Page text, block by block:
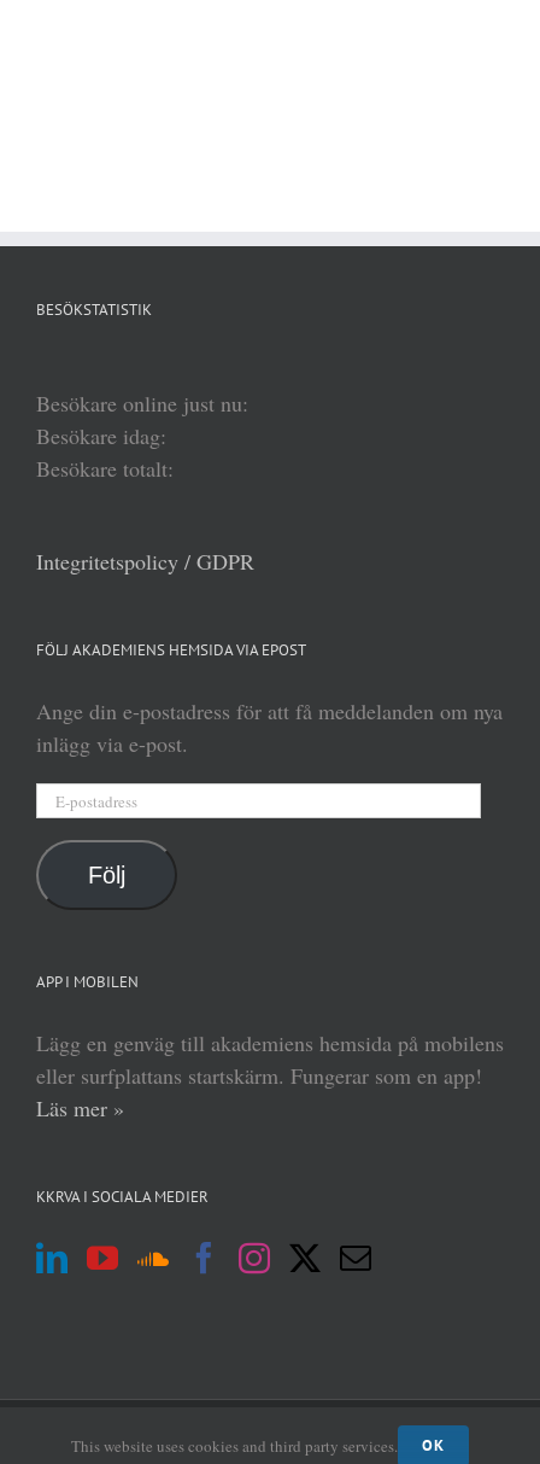
BESÖKSTATISTIK
Besökare online just nu:
Besökare idag:
Besökare totalt:
Integritetspolicy / GDPR
FÖLJ AKADEMIENS HEMSIDA VIA EPOST
Ange din e-postadress för att få meddelanden om nya
inlägg via e-post.
Följ
APP I MOBILEN
Lägg en genväg till akademiens hemsida på mobilens
eller surfplattans startskärm. Fungerar som en app!
Läs mer »
KKRVA I SOCIALA MEDIER
MABRAB
Admin
login
This website uses cookies and third party services. OK